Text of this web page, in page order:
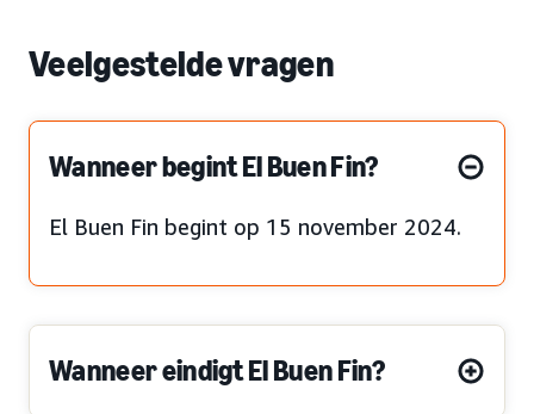
Veelgestelde vragen
Wanneer begint El Buen Fin?
El Buen Fin begint op 15 november 2024.
Wanneer eindigt El Buen Fin?